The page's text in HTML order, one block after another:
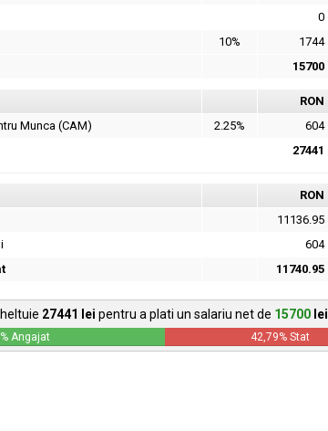
0
10% 1744
15700
RON
Munca (CAM)
2.25% 604
27441
RON
11136.95
604
11740.95
27441 lei pentru a plati un salariu net de 15700 lei
% Angajat 42,79% Stat